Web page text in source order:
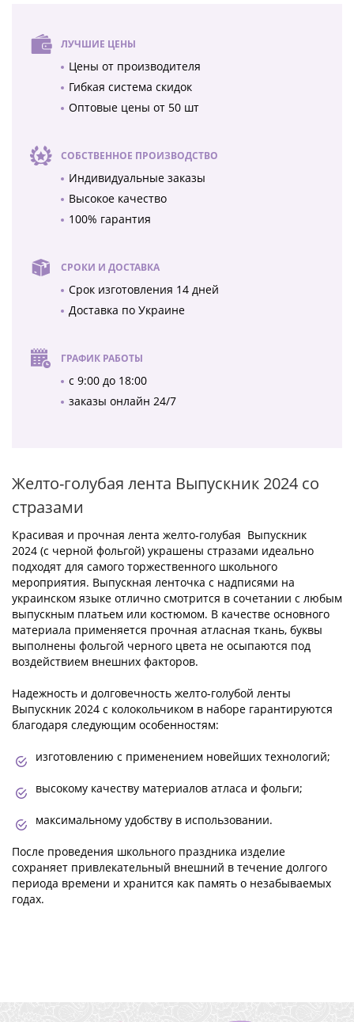
ЛУЧШИЕ ЦЕНЫ
Цены от производителя
Гибкая система скидок
Оптовые цены от 50 шт
СОБСТВЕННОЕ ПРОИЗВОДСТВО
Индивидуальные заказы
Высокое качество
100% гарантия
СРОКИ И ДОСТАВКА
Срок изготовления 14 дней
Доставка по Украине
ГРАФИК РАБОТЫ
с 9:00 до 18:00
заказы онлайн 24/7
Желто-голубая лента Выпускник 2024 со
стразами
Красивая и прочная лента желто-голубая Выпускник
2024 (с черной фольгой) украшены стразами идеально
подходят для самого торжественного школьного
мероприятия. Выпускная ленточка с надписями на
украинском языке отлично смотрится в сочетании с любым
выпускным платьем или костюмом. В качестве основного
материала применяется прочная атласная ткань, буквы
выполнены фольгой черного цвета не осыпаются под
воздействием внешних факторов.
Надежность и долговечность желто-голубой ленты
Выпускник 2024 с колокольчиком в наборе гарантируются
благодаря следующим особенностям:
изготовлению с применением новейших технологий;
высокому качеству материалов атласа и фольги;
максимальному удобству в использовании.
После проведения школьного праздника изделие
сохраняет привлекательный внешний в течение долгого
периода времени и хранится как память о незабываемых
годах.